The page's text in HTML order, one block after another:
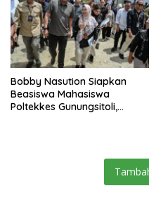
Bobby Nasution Siapkan
Beasiswa Mahasiswa
Poltekkes Gunungsitoli,